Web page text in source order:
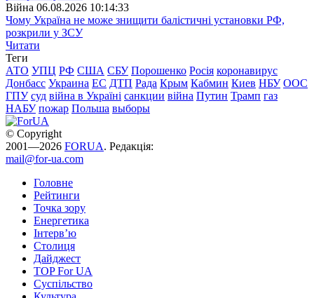
Війна 06.08.2026 10:14:33
Чому Україна не може знищити балістичні установки РФ,
розкрили у ЗСУ
Читати
Теги
АТО УПЦ РФ США СБУ Порошенко Росія коронавирус
Донбасс Украина ЕС ДТП Рада Крым Кабмин Киев НБУ ООС
ГПУ суд війна в Україні санкции війна Путин Трамп газ
НАБУ пожар Польша выборы
© Copyright
2001—2026 FORUA. Редакція:
mail@for-ua.com
Головне
Рейтинги
Точка зору
Енергетика
Інтерв’ю
Столиця
Дайджест
TOP For UA
Суспiльство